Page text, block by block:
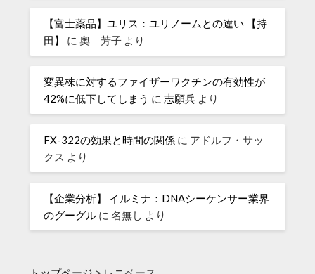
【富士薬品】ユリス：ユリノームとの違い 【持
田】
に奧 芳子 より
変異株に対するファイザーワクチンの有効性が
42%に低下してしまう に志願兵 より
FX-322の効果と時間の関係 に アドルフ・サッ
クス より
【企業分析】 イルミナ：DNAシーケンサー業界
のグーグル に名無し より